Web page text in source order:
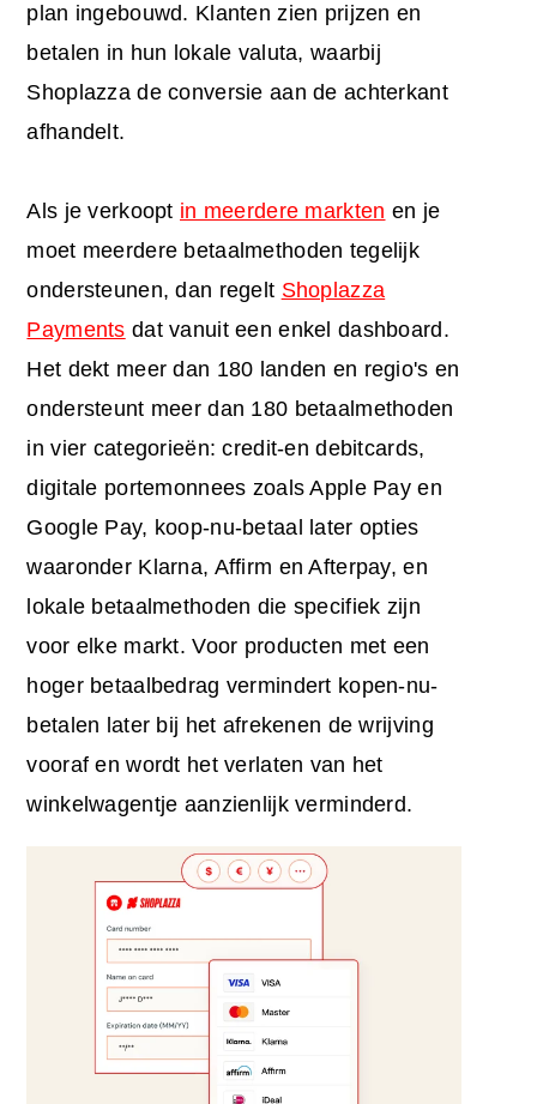
plan ingebouwd. Klanten zien prijzen en
betalen in hun lokale valuta, waarbij
Shoplazza de conversie aan de achterkant
afhandelt.
Als je verkoopt in meerdere markten en je
moet meerdere betaalmethoden tegelijk
ondersteunen, dan regelt Shoplazza
Payments dat vanuit een enkel dashboard.
Het dekt meer dan 180 landen en regio's en
ondersteunt meer dan 180 betaalmethoden
in vier categorieën: credit-en debitcards,
digitale portemonnees zoals Apple Pay en
Google Pay, koop-nu-betaal later opties
waaronder Klarna, Affirm en Afterpay, en
lokale betaalmethoden die specifiek zijn
voor elke markt. Voor producten met een
hoger betaalbedrag vermindert kopen-nu-
betalen later bij het afrekenen de wrijving
vooraf en wordt het verlaten van het
winkelwagentje aanzienlijk verminderd.